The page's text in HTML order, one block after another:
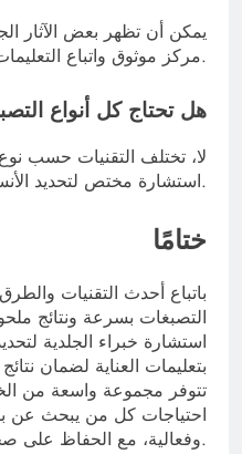
يمكن أن تظهر بعض الآثار
مركز موثوق واتباع التعليمات، تكون النتائج آمنة.
هل تحتاج كل أنواع
لا، تختلف التقنيات حسب
استشارة مختص لتحديد الأنسب.
ختامًا
باتباع أحدث التقنيات
التصبغات بسرعة ونتائج
استشارة خبراء الجلدية
بتعليمات العناية لضمان
تتوفر مجموعة واسعة من
احتياجات كل من يبحث عن
وفعالية، مع الحفاظ على صحة البشرة وجمالها الطبيعي.